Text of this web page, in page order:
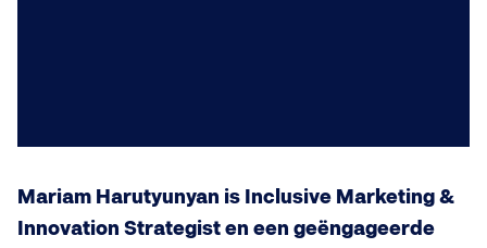
Mariam Harutyunyan is Inclusive Marketing &
Innovation Strategist en een geëngageerde